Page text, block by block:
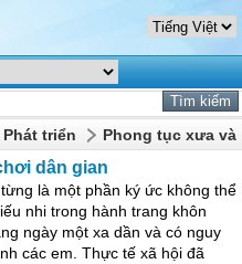
triển
Phong tục xưa và
dân gian
là một phần ký ức không thể
nhi trong hành trang khôn
ngày một xa dần và có nguy
các em. Thực tế xã hội đã